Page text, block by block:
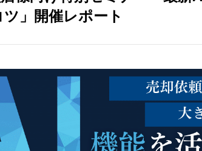
」開催レポート